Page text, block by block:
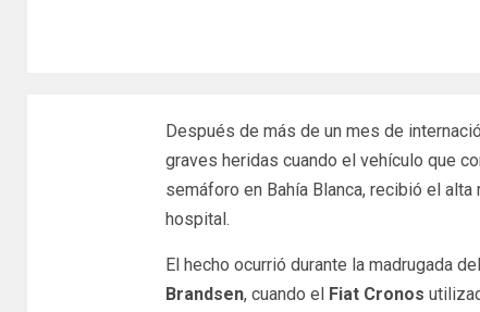
Después de más de un mes de
graves heridas cuando el vehículo que
semáforo en Bahía Blanca, recibió el
hospital.
El hecho ocurrió durante la madrugada del
Brandsen, cuando el Fiat Cronos